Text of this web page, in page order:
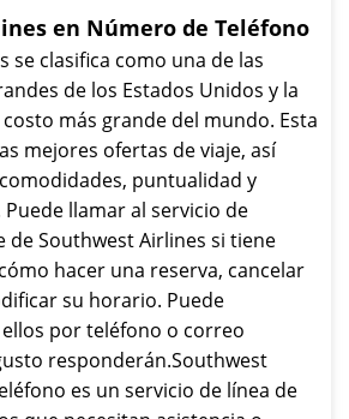
en Número de Teléfono
se clasifica como una de las
de los Estados Unidos y la
más grande del mundo. Esta
mejores ofertas de viaje, así
puntualidad y
llamar al servicio de
de Southwest Airlines si tiene
hacer una reserva, cancelar
su horario. Puede
por teléfono o correo
responderán.Southwest
es un servicio de línea de